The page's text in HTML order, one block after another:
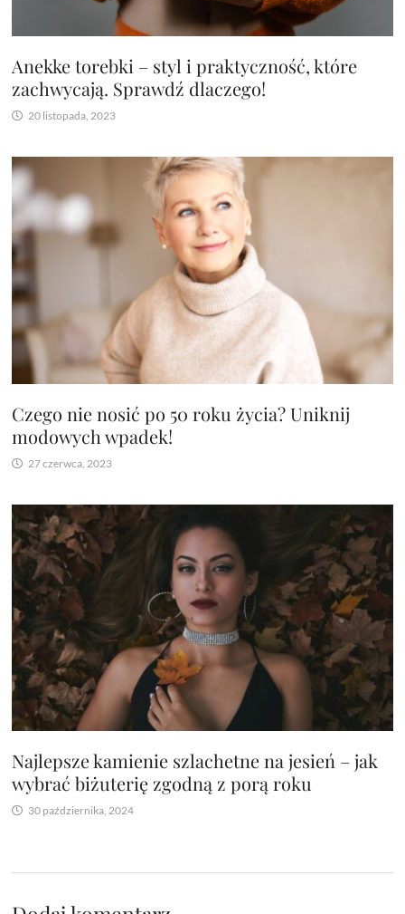
Anekke torebki – styl i praktyczność, które
zachwycają. Sprawdź dlaczego!
20 listopada, 2023
Czego nie nosić po 50 roku życia? Uniknij
modowych wpadek!
27 czerwca, 2023
Najlepsze kamienie szlachetne na jesień – jak
wybrać biżuterię zgodną z porą roku
30 października, 2024